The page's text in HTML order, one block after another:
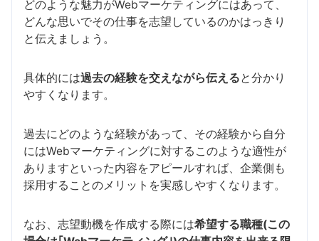
どのような魅力がWebマーケティングにはあって、
どんな思いでその仕事を志望しているのかはっきり
と伝えましょう。
具体的には過去の経験を交えながら伝えると分かり
やすくなります。
過去にどのような経験があって、その経験から自分
にはWebマーケティングに対するこのような適性が
ありますといった内容をアピールすれば、企業側も
採用することのメリットを実感しやすくなります。
なお、志望動機を作成する際には希望する職種(この